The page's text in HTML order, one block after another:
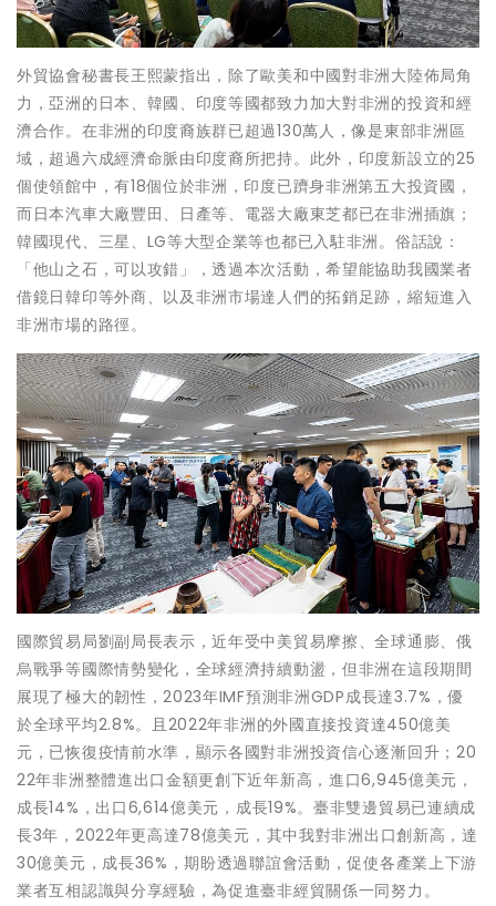
外貿協會秘書長王熙蒙指出，除了歐美和中國對非洲大陸佈局角
力，亞洲的日本、韓國、印度等國都致力加大對非洲的投資和經
濟合作。在非洲的印度裔族群已超過130萬人，像是東部非洲區
域，超過六成經濟命脈由印度裔所把持。此外，印度新設立的25
個使領館中，有18個位於非洲，印度已躋身非洲第五大投資國，
而日本汽車大廠豐田、日產等、電器大廠東芝都已在非洲插旗；
韓國現代、三星、LG等大型企業等也都已入駐非洲。俗話說：
「他山之石，可以攻錯」，透過本次活動，希望能協助我國業者
借鏡日韓印等外商、以及非洲市場達人們的拓銷足跡，縮短進入
非洲市場的路徑。
國際貿易局劉副局長表示，近年受中美貿易摩擦、全球通膨、俄
烏戰爭等國際情勢變化，全球經濟持續動盪，但非洲在這段期間
展現了極大的韌性，2023年IMF預測非洲GDP成長達3.7%，優
於全球平均2.8%。且2022年非洲的外國直接投資達450億美
元，已恢復疫情前水準，顯示各國對非洲投資信心逐漸回升；20
22年非洲整體進出口金額更創下近年新高，進口6,945億美元，
成長14%，出口6,614億美元，成長19%。臺非雙邊貿易已連續成
長3年，2022年更高達78億美元，其中我對非洲出口創新高，達
30億美元，成長36%，期盼透過聯誼會活動，促使各產業上下游
業者互相認識與分享經驗，為促進臺非經貿關係一同努力。